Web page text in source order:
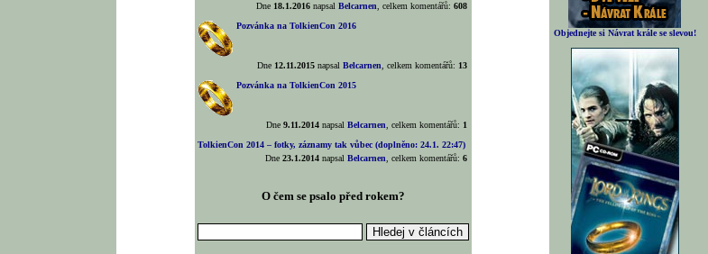
Dne 18.1.2016napsal Belcarnen , celkem komentářů: 608
Pozvánka na TolkienCon 2016
Dne 12.11.2015napsal Belcarnen , celkem komentářů: 13
Pozvánka na TolkienCon 2015
Dne 9.11.2014napsal Belcarnen , celkem komentářů: 1
TolkienCon 2014 – fotky, záznamy tak vůbec (doplněno: 24.1. 22:47)
Dne 23.1.2014napsal Belcarnen , celkem komentářů: 6
O čem se psalo před rokem?
Objednejte si Návrat krále se slevou!